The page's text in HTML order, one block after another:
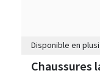
Disponible en
Chaussures